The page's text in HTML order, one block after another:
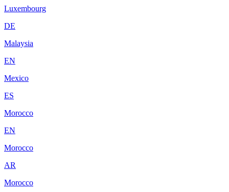
Luxembourg
DE
Malaysia
EN
Mexico
ES
Morocco
EN
Morocco
AR
Morocco